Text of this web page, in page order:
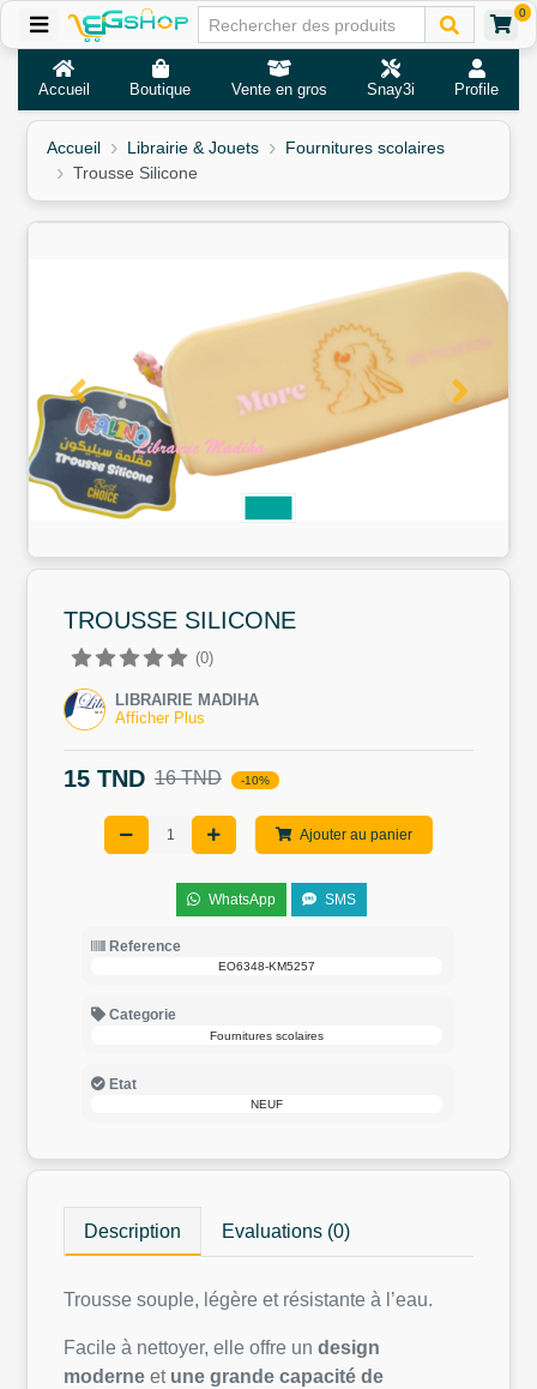
0
Accueil Boutique Vente en gros Snay3i Profile
Accueil Librairie & Jouets
Fournitures scolaires
Trousse Silicone
TROUSSE SILICONE
(0)
LIBRAIRIE MADIHA
Afficher Plus
15 TND 16 TND -10%
Ajouter au panier
WhatsApp SMS
Reference
EO6348-KM5257
Categorie
Fournitures scolaires
Etat
NEUF
Description Evaluations (0)
Trousse souple, légère et résistante à l’eau.
Facile à nettoyer, elle offre un design
moderne et une grande capacité de